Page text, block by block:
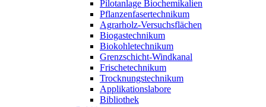
Pilotanlage Biochemikalien
Pflanzenfasertechnikum
Agrarholz-Versuchsflächen
Biogastechnikum
Biokohletechnikum
Grenzschicht-Windkanal
Frischetechnikum
Trocknungstechnikum
Applikationslabore
Bibliothek